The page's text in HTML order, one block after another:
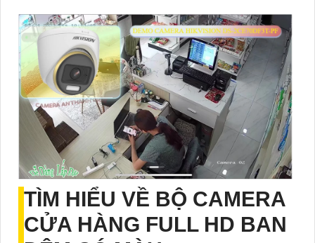
TÌM HIỂU VỀ BỘ CAMERA
CỬA HÀNG FULL HD BAN